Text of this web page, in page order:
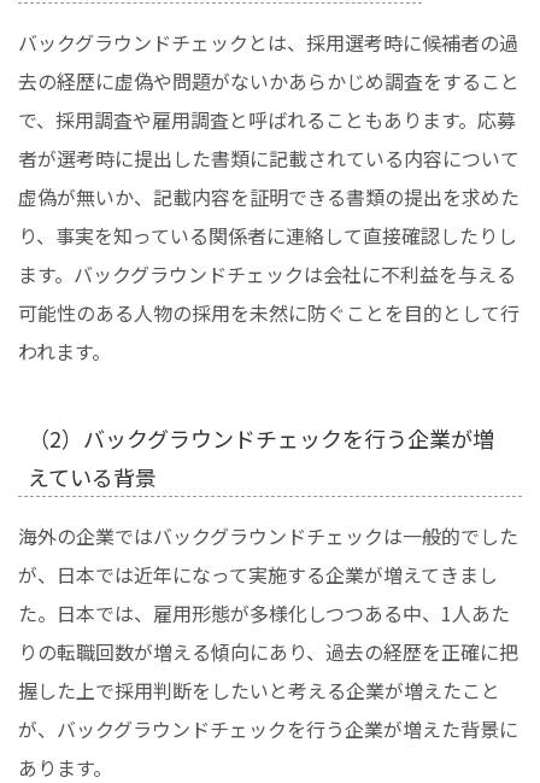
バックグラウンドチェックとは、採用選考時に候補者の過
去の経歴に虚偽や問題がないかあらかじめ調査をすること
で、採用調査や雇用調査と呼ばれることもあります。応募
者が選考時に提出した書類に記載されている内容について
虚偽が無いか、記載内容を証明できる書類の提出を求めた
り、事実を知っている関係者に連絡して直接確認したりし
ます。バックグラウンドチェックは会社に不利益を与える
可能性のある人物の採用を未然に防ぐことを目的として行
われます。
（2）バックグラウンドチェックを行う企業が増
えている背景
海外の企業ではバックグラウンドチェックは一般的でした
が、日本では近年になって実施する企業が増えてきまし
た。日本では、雇用形態が多様化しつつある中、1人あた
りの転職回数が増える傾向にあり、過去の経歴を正確に把
握した上で採用判断をしたいと考える企業が増えたこと
が、バックグラウンドチェックを行う企業が増えた背景に
あります。